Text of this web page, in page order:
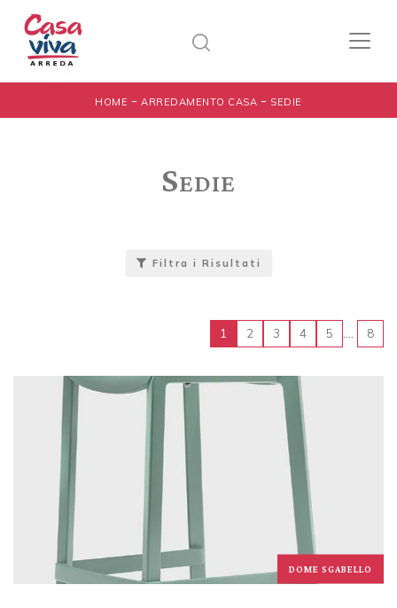
HOME -ARREDAMENTO CASA - SEDIE
Sedie
Filtra i Risultati
1 2 3 4 5 8
DOME SGABELLO